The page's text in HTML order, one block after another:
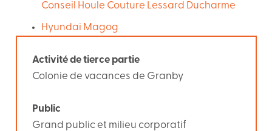
Conseil Houle Couture Lessard Ducharme
Hyundai Magog
Activité de tierce partie
Colonie de vacances de Granby
Public
Grand public et milieu corporatif